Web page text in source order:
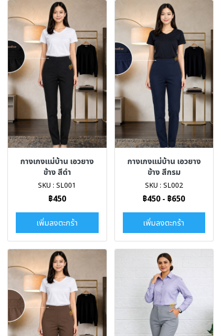
กางเกงแม่บ้าน เอวยาง
ข้าง สีดำ
SKU : SL001
฿450
เพิ่มลงตะกร้า
กางเกงแม่บ้าน เอวยาง
ข้าง สีกรม
SKU : SL002
฿450 - ฿650
เพิ่มลงตะกร้า